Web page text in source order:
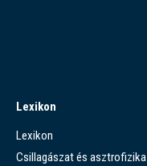
Lexikon
Lexikon
Csillagászat és asztrofizika